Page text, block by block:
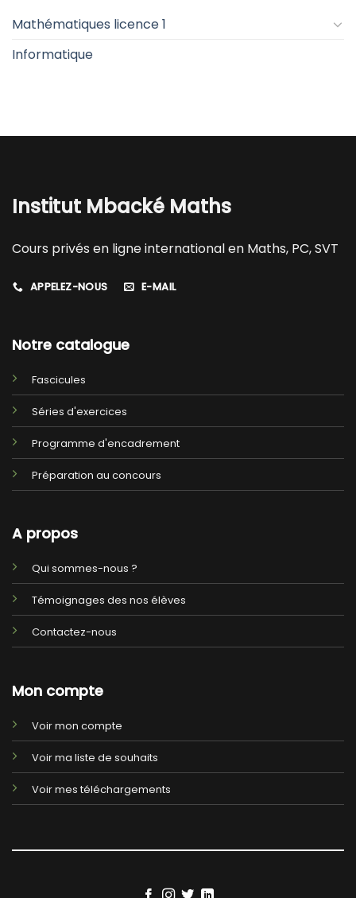
Mathématiques licence 1
Informatique
Institut Mbacké Maths
Cours privés en ligne international en Maths, PC, SVT
APPELEZ-NOUS E-MAIL
Notre catalogue
Fascicules
Séries d'exercices
Programme d'encadrement
Préparation au concours
A propos
Qui sommes-nous ?
Témoignages des nos élèves
Contactez-nous
Mon compte
Voir mon compte
Voir ma liste de souhaits
Voir mes téléchargements